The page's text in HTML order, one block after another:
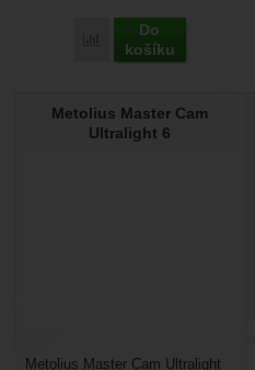
Porovnat
Do
košíku
Metolius Master Cam
Ultralight 6
Metolius Master Cam Ultralight